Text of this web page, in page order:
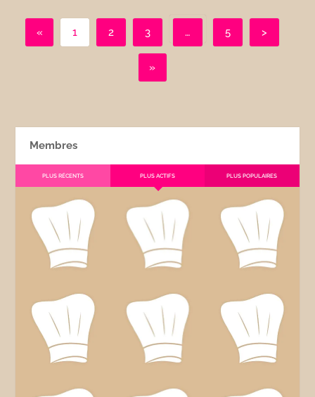
« 1 2 3 … 5 >
»
Membres
PLUS RÉCENTS PLUS ACTIFS PLUS POPULAIRES